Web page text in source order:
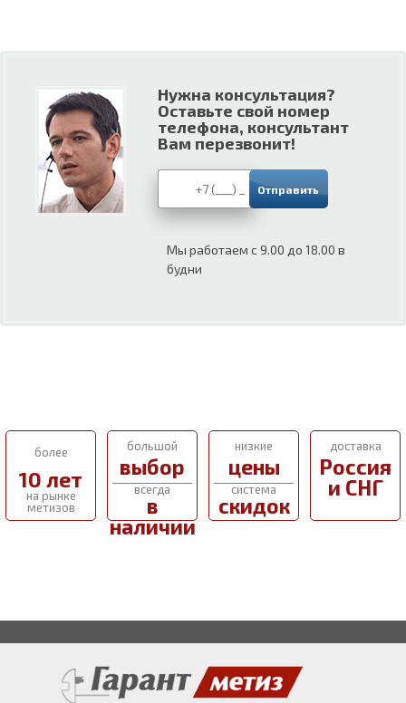
Нужна консультация?
Оставьте свой номер
телефона, консультант
Вам перезвонит!
Мы работаем с 9.00 до 18.00 в
будни
более
10 лет
на рынке
метизов
большой
выбор
всегда
в
наличии
низкие
цены
система
скидок
доставка
Россия
и СНГ